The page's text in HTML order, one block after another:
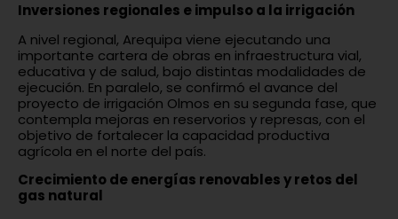
Inversiones regionales e impulso a la irrigación
A nivel regional, Arequipa viene ejecutando una
importante cartera de obras en infraestructura vial,
educativa y de salud, bajo distintas modalidades de
ejecución. En paralelo, se confirmó el avance del
proyecto de irrigación Olmos en su segunda fase, que
contempla mejoras en reservorios y represas, con el
objetivo de fortalecer la capacidad productiva
agrícola en el norte del país.
Crecimiento de energías renovables y retos del
gas natural